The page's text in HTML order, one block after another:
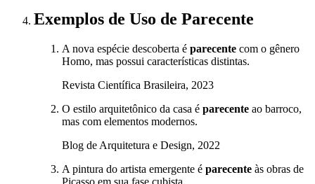
Exemplos de Uso de Parecente
A nova espécie descoberta é parecente com o gênero
Homo, mas possui características distintas.
Revista Científica Brasileira, 2023
O estilo arquitetônico da casa é parecente ao barroco,
mas com elementos modernos.
Blog de Arquitetura e Design, 2022
A pintura do artista emergente é parecente às obras de
Picasso em sua fase cubista.